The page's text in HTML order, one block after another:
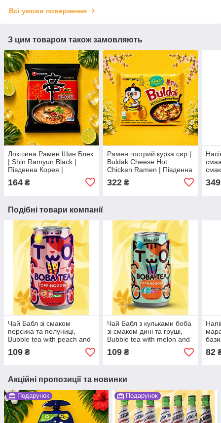
Всі умови повернення
З цим товаром також замовляють
Локшина Рамен Шин Блек
| Shin Ramyun Black |
Південна Корея |
Преміальний рамен з
164 ₴
Рамен гострий курка сир |
Buldak Cheese Hot
Chicken Ramen | Південна
Корея | Samyang | 140 г |
сирно-гострий хіт ЧПоAO
322₴ 349
Подібні товари компанії
Чай Бабл зі смаком
персика та полуниці,
Bubble tea with peach and
strawberry, Boba Cat,320
мл * 24шт, АФГ
109 ₴
Чай Бабл з кульками боба
зі смаком дині та груші,
Bubble tea with melon and
pear, Boba Cat, 320 мл*
24шт, АФГ
109₴
fruit
82
Акційні пропозиції та новинки
Подарунок Подарунок